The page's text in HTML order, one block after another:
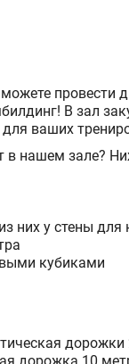
провести
В зал
ваших
нашем зале?
них у стены для
кубиками